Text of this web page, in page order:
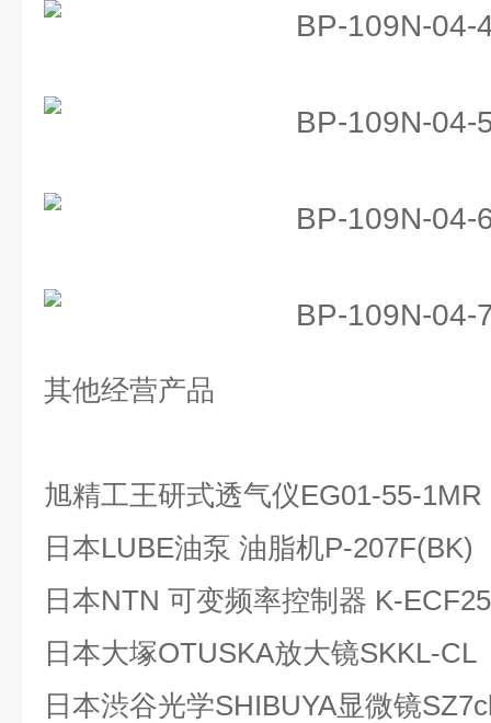
其他经营产品
旭精工王研式透气仪EG01-55-1MR
日本LUBE油泵 油脂机P-207F(BK)
日本NTN 可变频率控制器 K-ECF25
日本大塚OTUSKA放大镜SKKL-CL
日本渋谷光学SHIBUYA显微镜